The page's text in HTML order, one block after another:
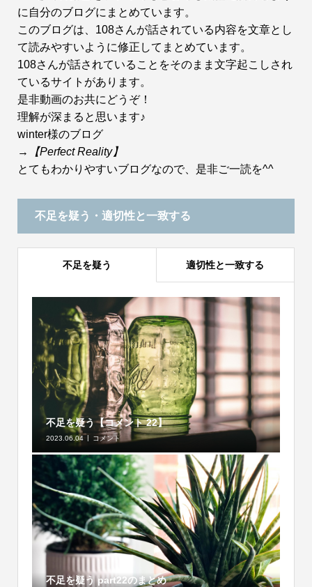
に自分のブログにまとめています。
このブログは、108さんが話されている内容を文章とし
て読みやすいように修正してまとめています。
108さんが話されていることをそのまま文字起こしされ
ているサイトがあります。
是非動画のお共にどうぞ！
理解が深まると思います♪
winter様のブログ
→
【Perfect Reality】
とてもわかりやすいブログなので、是非ご一読を^^
不足を疑う・適切性と一致する
不足を疑う 適切性と一致する
不足を疑う【コメント 22】
2023.06.04 コメント
不足を疑う part22のまとめ